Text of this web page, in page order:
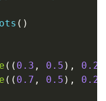
( )
( ( 0.3 , 0.5 ) , 0.2
( ( 0.7 , 0.5 ) , 0.2